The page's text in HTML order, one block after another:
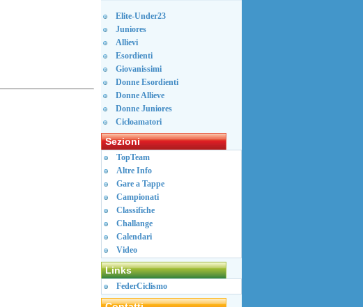
Elite-Under23
Juniores
Allievi
Esordienti
Giovanissimi
Donne Esordienti
Donne Allieve
Donne Juniores
Cicloamatori
Sezioni
TopTeam
Altre Info
Gare a Tappe
Campionati
Classifiche
Challange
Calendari
Video
Links
FederCiclismo